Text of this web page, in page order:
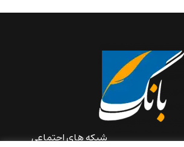
شبکه های اجتماعی